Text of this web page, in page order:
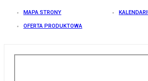
MAPA STRONY
OFERTA PRODUKTOWA